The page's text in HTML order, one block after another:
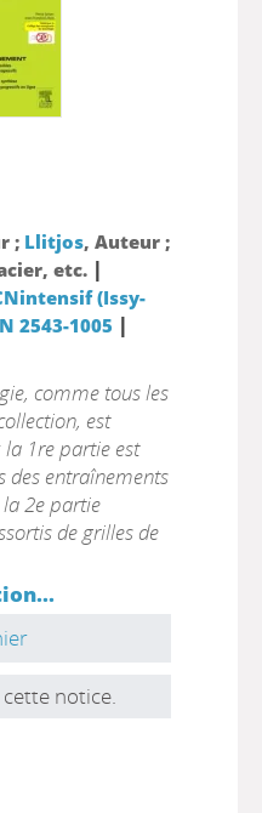
; Llitjos, Auteur ;
etc. |
(Issy-
2543-1005 |
comme tous les
est
la 1re partie est
des entraînements
2e partie
de grilles de
notice.